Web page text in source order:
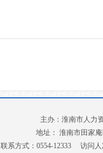
主办：淮南市人力
地址： 淮南市田家
联系方式：0554-12333
访问